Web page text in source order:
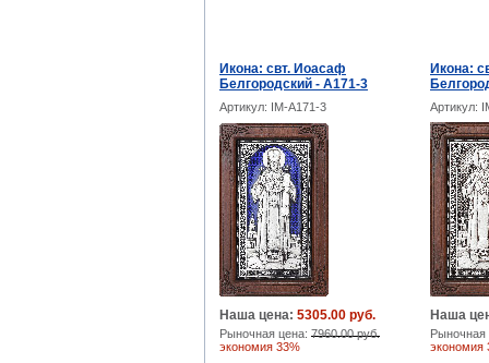
Икона: свт. Иоасаф
Белгородский - A171-3
Икона:
Артикул: IM-A171-3 Артикул:
Наша цена: 5305.00 руб.
Рыночная цена: 7960.00 руб.
экономия 33%
Наша
экономия